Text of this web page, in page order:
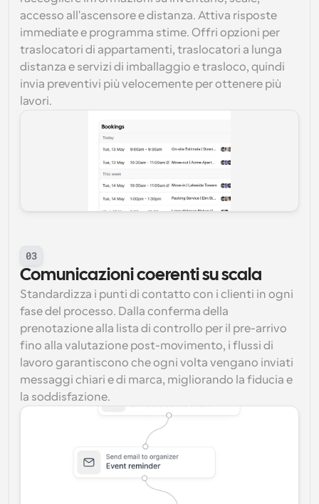
accesso all'ascensore e distanza. Attiva risposte
immediate e programma stime. Offri opzioni per
traslocatori di appartamenti, traslocatori a lunga
distanza e servizi di imballaggio e trasloco, quindi
invia preventivi più velocemente per ottenere più
lavori.
03
Comunicazioni coerenti su scala
Standardizza i punti di contatto con i clienti in ogni
fase del processo. Dalla conferma della
prenotazione alla lista di controllo per il pre-arrivo
fino alla valutazione post-movimento, i flussi di
lavoro garantiscono che ogni volta vengano inviati
messaggi chiari e di marca, migliorando la fiducia e
la soddisfazione.